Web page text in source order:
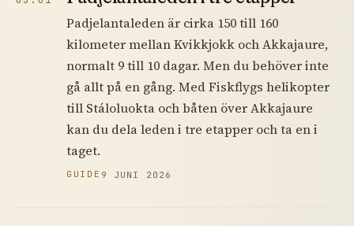
Padjelantaleden är cirka 150 till 160
kilometer mellan Kvikkjokk och Akkajaure,
normalt 9 till 10 dagar. Men du behöver inte
gå allt på en gång. Med Fiskflygs helikopter
till Stáloluokta och båten över Akkajaure
kan du dela leden i tre etapper och ta en i
taget.
GUIDE 9 JUNI 2026